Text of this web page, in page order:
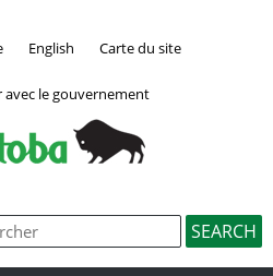
English Carte du site
le gouvernement